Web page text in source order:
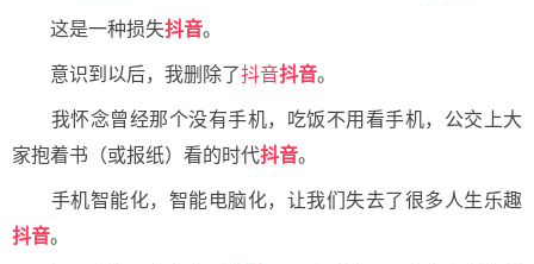
这是一种损失抖音。
意识到以后，我删除了抖音抖音。
我怀念曾经那个没有手机，吃饭不用看手机，公交上大
家抱着书（或报纸）看的时代抖音。
手机智能化，智能电脑化，让我们失去了很多人生乐趣
抖音。